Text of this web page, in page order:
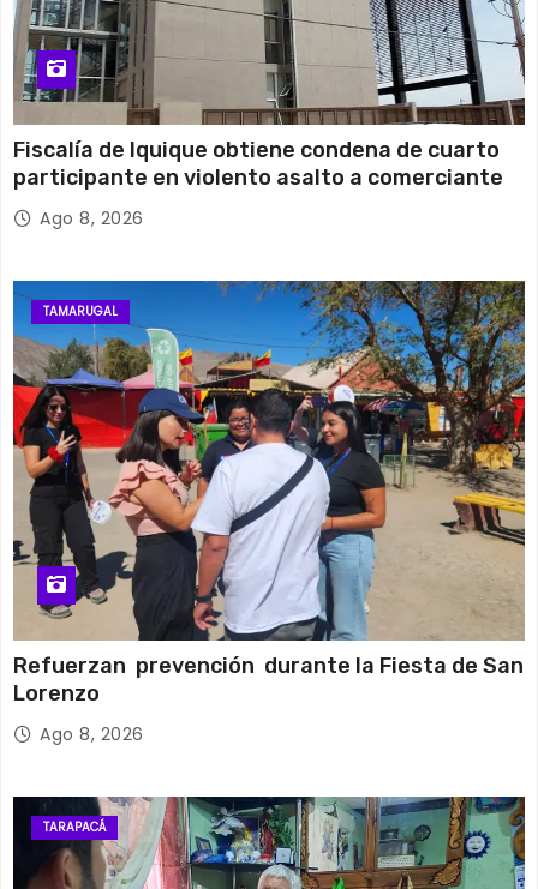
Fiscalía de Iquique obtiene condena de cuarto
participante en violento asalto a comerciante
Ago 8, 2026
TAMARUGAL
Refuerzan prevención durante la Fiesta de San
Lorenzo
Ago 8, 2026
TARAPACÁ